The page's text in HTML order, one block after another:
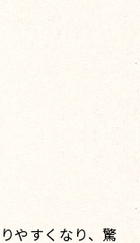
やすくなり、驚